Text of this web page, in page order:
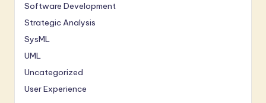
Software Development
Strategic Analysis
SysML
UML
Uncategorized
User Experience